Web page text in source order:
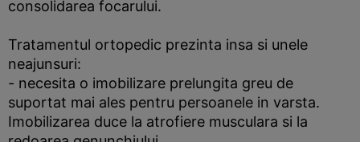
consolidarea focarului.
Tratamentul ortopedic prezinta insa si unele
neajunsuri:
- necesita o imobilizare prelungita greu de
suportat mai ales pentru persoanele in varsta.
Imobilizarea duce la atrofiere musculara si la